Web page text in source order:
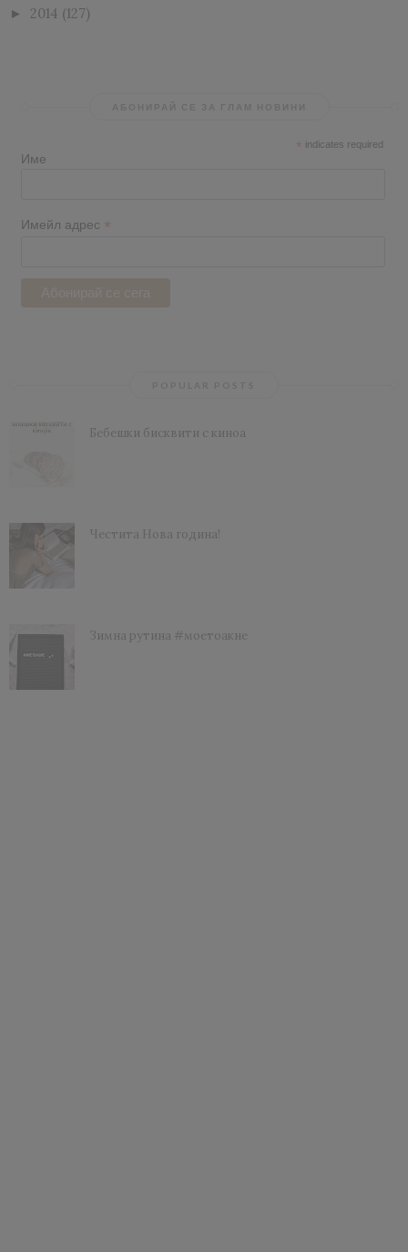
► 2014 (127)
* indicates required
Име
Имейл адрес *
Бебешки бисквити с киноа
Честита Нова година!
Зимна рутина #моетоакне